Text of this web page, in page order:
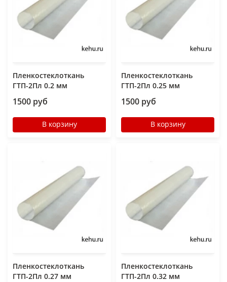
Пленкостеклоткань
ГТП-2Пл 0.2 мм
1500 руб
В корзину
Пленкостеклоткань
ГТП-2Пл 0.25 мм
1500 руб
В корзину
Пленкостеклоткань
ГТП-2Пл 0.27 мм
Пленкостеклоткань
ГТП-2Пл 0.32 мм